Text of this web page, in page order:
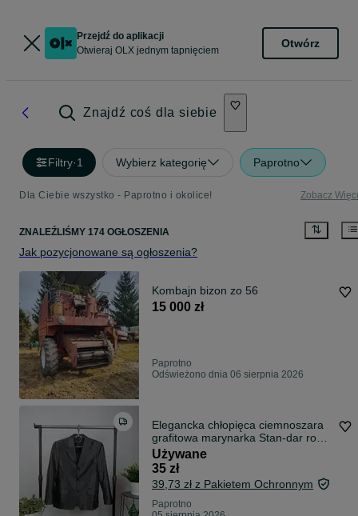
Przejdź do aplikacji
Otwieraj OLX jednym tapnięciem
Otwórz
Znajdź coś dla siebie
Filtry·1 Wybierz kategorię Paprotno
Dla Ciebie wszystko - Paprotno i okolice! Zobacz
ZNALEŹLIŚMY 174 OGŁOSZENIA
Jak pozycjonowane są ogłoszenia?
Kombajn bizon zo 56
15 000 zł
Paprotno
Odświeżono dnia 06 sierpnia 2026
Elegancka chłopięca ciemnoszara
grafitowa marynarka Stan-dar roz.
140
Używane
35 zł
39,73 zł z Pakietem Ochronnym
Paprotno